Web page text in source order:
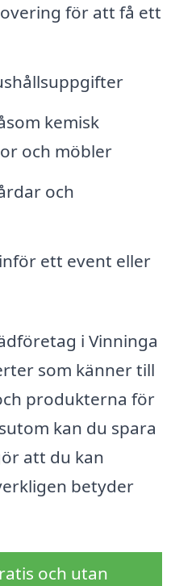
för att få ett
kemisk
och möbler
och
ett event eller
i Vinninga
som känner till
produkterna för
kan du spara
att du kan
betyder
och utan